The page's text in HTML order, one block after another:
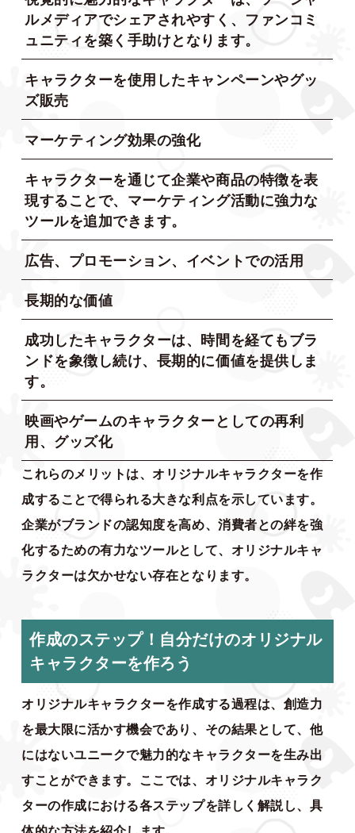
ルメディアでシェアされやすく、ファンコミ
ュニティを築く手助けとなります。
キャラクターを使用したキャンペーンやグッ
ズ販売
マーケティング効果の強化
キャラクターを通じて企業や商品の特徴を表
現することで、マーケティング活動に強力な
ツールを追加できます。
広告、プロモーション、イベントでの活用
長期的な価値
成功したキャラクターは、時間を経てもブラ
ンドを象徴し続け、長期的に価値を提供しま
す。
映画やゲームのキャラクターとしての再利
用、グッズ化
これらのメリットは、オリジナルキャラクターを作
成することで得られる大きな利点を示しています。
企業がブランドの認知度を高め、消費者との絆を強
化するための有力なツールとして、オリジナルキャ
ラクターは欠かせない存在となります。
作成のステップ！自分だけのオリジナル
キャラクターを作ろう
オリジナルキャラクターを作成する過程は、創造力
を最大限に活かす機会であり、その結果として、他
にはないユニークで魅力的なキャラクターを生み出
すことができます。ここでは、オリジナルキャラク
ターの作成における各ステップを詳しく解説し、具